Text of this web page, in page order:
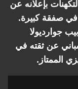
بإعلانه عن
في صفقة كبيرة.
جوارديولا
عن ثقته في
الممتاز.